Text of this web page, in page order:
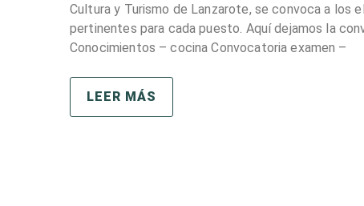
Cultura y Turismo de Lanzarote, se convoca a los
pertinentes para cada puesto. Aquí dejamos la
Conocimientos – cocina Convocatoria examen –
LEER MÁS